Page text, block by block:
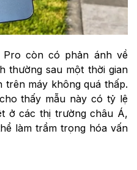
Pro còn có phản ánh về
thường sau một thời gian
trên máy không quá thấp.
thấy mẫu này có tỷ lệ
ở các thị trường châu Á,
làm trầm trọng hóa vấn